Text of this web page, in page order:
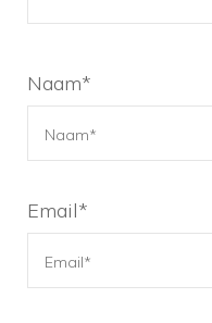
Naam*
Email*